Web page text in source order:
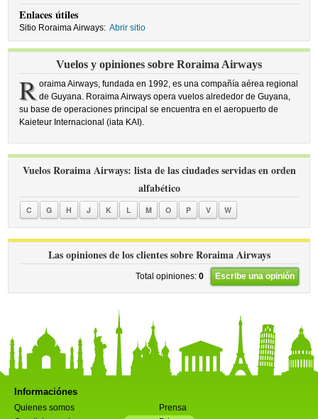
Enlaces útiles
Sitio Roraima Airways: Abrir sitio
Vuelos y opiniones sobre Roraima Airways
R oraima Airways, fundada en 1992, es una compañía aérea regional
de Guyana. Roraima Airways opera vuelos alrededor de Guyana,
su base de operaciones principal se encuentra en el aeropuerto de
Kaieteur Internacional (iata KAI).
Vuelos Roraima Airways: lista de las ciudades servidas en orden
alfabético
C G H J K L M O P V W
Las opiniones de los clientes sobre Roraima Airways
Total opiniones: 0 Escribe una opinión
Informaciónes
Quienes somos
Prensa